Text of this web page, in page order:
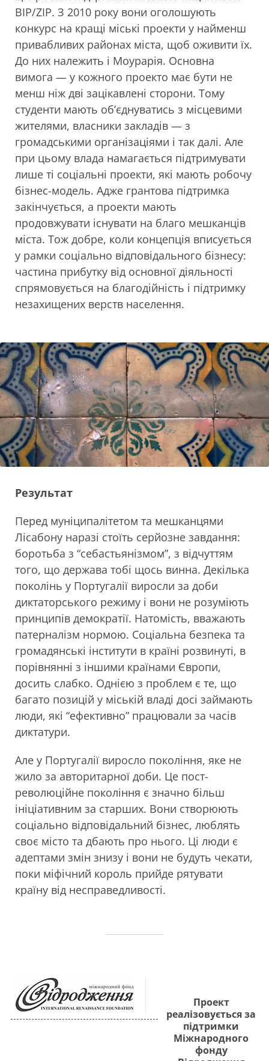
BIP/ZIP. З 2010 року вони оголошують
конкурс на кращі міські проекти у найменш
привабливих районах міста, щоб оживити їх.
До них належить і Моурарія. Основна
вимога — у кожного проекто має бути не
менш ніж дві зацікавлені сторони. Тому
студенти мають об’єднуватись з місцевими
жителями, власники закладів — з
громадськими організаціями і так далі. Але
при цьому влада намагається підтримувати
лише ті соціальні проекти, які мають робочу
бізнес-модель. Адже грантова підтримка
закінчується, а проекти мають
продовжувати існувати на благо мешканців
міста. Тож добре, коли концепція вписується
у рамки соціально відповідального бізнесу:
частина прибутку від основної діяльності
спрямовується на благодійність і підтримку
незахищених верств населення.
Результат
Перед муніципалітетом та мешканцями
Лісабону наразі стоїть серйозне завдання:
боротьба з “себастьянізмом”, з відчуттям
того, що держава тобі щось винна. Декілька
поколінь у Португалії виросли за доби
диктаторського режиму і вони не розуміють
принципів демократії. Натомість, вважають
патерналізм нормою. Соціальна безпека та
громадянські інститути в країні розвинуті, в
порівнянні з іншими країнами Європи,
досить слабко. Однією з проблем є те, що
багато позицій у міській владі досі займають
люди, які “ефективно” працювали за часів
диктатури.
Але у Португалії виросло покоління, яке не
жило за авторитарної доби. Це пост-
революційне покоління є значно більш
ініціативним за старших. Вони створюють
соціально відповідальний бізнес, люблять
своє місто та дбають про нього. Ці люди є
адептами змін знизу і вони не будуть чекати,
поки міфічний король прийде рятувати
країну від несправедливості.
Проект
реалізовується за
підтримки
Міжнародного
фонду